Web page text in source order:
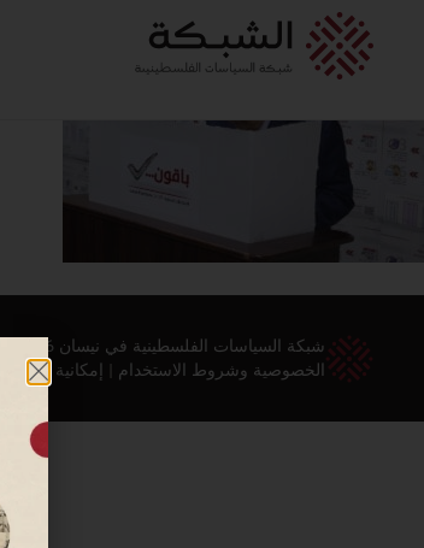
شبكة السياسات الفلسطينية في نيسان 2026 ©
الخصوصية وشروط الاستخدام
إمكانية